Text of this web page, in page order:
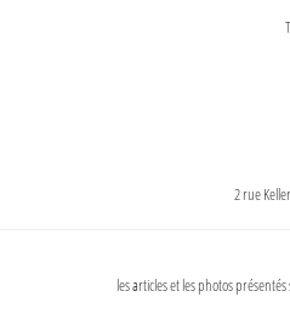
2 rue
les articles et les photos